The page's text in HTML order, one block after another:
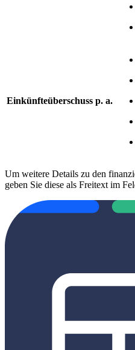
Einkünfteüberschuss p. a.
Um weitere Details zu den
geben Sie diese als Freitext im